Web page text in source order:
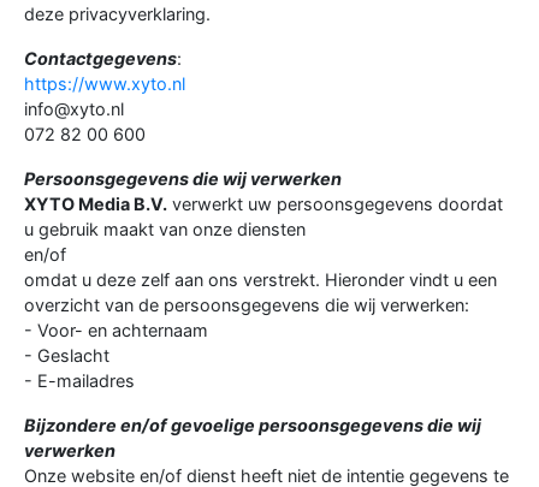
deze privacyverklaring.
Contactgegevens:
https://www.xyto.nl
info@xyto.nl
072 82 00 600
Persoonsgegevens die wij verwerken
XYTO Media B.V. verwerkt uw persoonsgegevens doordat
u gebruik maakt van onze diensten
en/of
omdat u deze zelf aan ons verstrekt. Hieronder vindt u een
overzicht van de persoonsgegevens die wij verwerken:
- Voor- en achternaam
- Geslacht
- E-mailadres
Bijzondere en/of gevoelige persoonsgegevens die wij
verwerken
Onze website en/of dienst heeft niet de intentie gegevens te